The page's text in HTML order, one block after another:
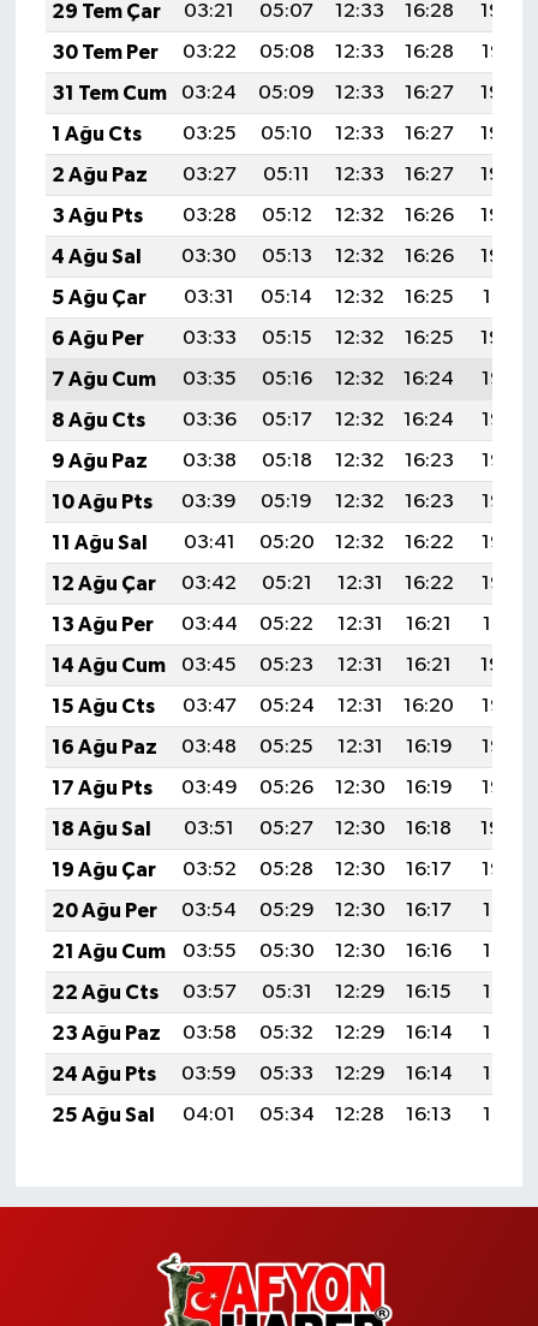
29 Tem Çar
03:21 05:07 12:33 16:28
19:48
30 Tem Per
03:22 05:08 12:33 16:28
19:47
31 Tem Cum
03:24 05:09 12:33 16:27
19:46
1 Ağu Cts
03:25 05:10 12:33 16:27
19:45
2 Ağu Paz
03:27 05:11 12:33 16:27
19:44
3 Ağu Pts
03:28 05:12 12:32 16:26
19:43
4 Ağu Sal
03:30 05:13 12:32 16:26
19:42
5 Ağu Çar
03:31 05:14 12:32 16:25
19:41
6 Ağu Per
03:33 05:15 12:32 16:25
19:40
7 Ağu Cum
03:35 05:16 12:32 16:24
19:38
8 Ağu Cts
03:36 05:17 12:32 16:24
19:37
9 Ağu Paz
03:38 05:18 12:32 16:23
19:36
10 Ağu Pts
03:39 05:19 12:32 16:23
19:35
11 Ağu Sal
03:41 05:20 12:32 16:22
19:33
12 Ağu Çar
03:42 05:21 12:31 16:22
19:32
13 Ağu Per
03:44 05:22 12:31 16:21
19:31
14 Ağu Cum
03:45 05:23 12:31 16:21
19:29
15 Ağu Cts
03:47 05:24 12:31 16:20
19:28
16 Ağu Paz
03:48 05:25 12:31 16:19
19:27
17 Ağu Pts
03:49 05:26 12:30 16:19
19:25
18 Ağu Sal
03:51 05:27 12:30 16:18
19:24
19 Ağu Çar
03:52 05:28 12:30 16:17
19:22
20 Ağu Per
03:54 05:29 12:30 16:17
19:21
21 Ağu Cum
03:55 05:30 12:30 16:16
19:19
22 Ağu Cts
03:57 05:31 12:29 16:15
19:18
23 Ağu Paz
03:58 05:32 12:29 16:14
19:16
24 Ağu Pts
03:59 05:33 12:29 16:14
19:15
25 Ağu Sal
04:01 05:34 12:28 16:13 19:13